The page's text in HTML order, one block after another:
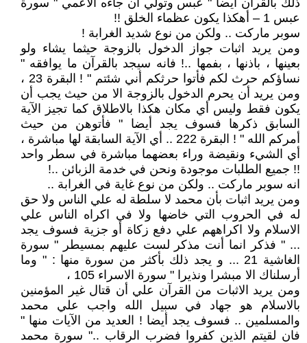
ذلك بالقرآن أيضا " عبس وتولي أن جاءه الأعمي " سورة
عبس 1 – أهكذا يكون عظماء الخلق !!
سوبر ماركت .. ولكن من نوع شديد الغرابة !
ومن يريد اثبات جواز الدخول بالزوجة حيثما يشاء ولو
بعينها ، باذنها ، بفمها ..! فانه سيجد بالقرآن ما يوافقه "
نساؤكم حرث لكم فأتوا حرثكم أني شئتم " ! البقرة 23 ،
ومن يريد أن يحرم الدخول بالزوجة الا من حيث يجب أن
يكون فقط وليس أي مكان هكذا بالاطلاق كما تجيز الآية
السابق ذكرها فسوف يجد أيضا " فأتوهن من حيث
أمركم الله " ! البقرة 222 .. أي الآية السابقة لها مباشرة ،
أي الشيء ونقيضة وراء بعضهما مباشرة في سطر واحد
!! جميع الطلبات موجودة ونحن في خدمة الزبائن ..!
انه سوبر ماركت .. ولكن من نوع غاية في الغرابة ..
ومن يريد اثبات بأن محمد لا سلطة له علي الناس ولا حق
له في الحروب التي خاضها ولا في اكراه الناس علي
الاسلام ولا اكراههم علي دفع زكاة أو جزية فسوف يجد
... " فذكر انما أنت مذكر لست عليهم بمسيطر " سورة
الغاشية 21 ... و يجد ذلك بأكثر من سورة منها : " وما
أرسلناك الا مبشرا ونذيرا " سورة الاسراء 105 ،
ومن يريد الاثبات من القرآن علي أن قتال غير المؤمنين
بالاسلام هو جهاد في سبيل الله واجب علي محمد
والمسلمين .. فسوف يجد أيضا ! العديد من الآيات منها "
فان لقيتم الذين كفروا فضرب الرقاب .." سورة محمد